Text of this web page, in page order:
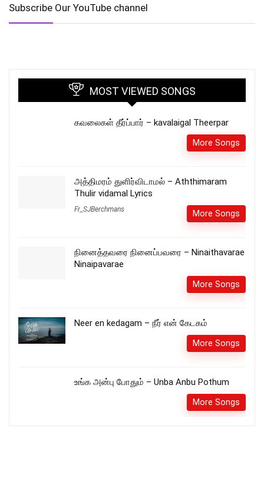
Subscribe Our YouTube channel
MOST VIEWED SONGS
கவலைகள் தீர்ப்பார் – kavalaigal Theerpar
More Songs
அத்திமரம் துளிர்விடாமல் – Aththimaram
Thulir vidamal Lyrics
Fr_SJBerchmans More Songs
நினைத்தவரை நினைப்பவரை – Ninaithavarae
Ninaipavarae
More Songs
Neer en kedagam – நீர் என் கேடகம்
More Songs
உங்க அன்பு போதும் – Unba Anbu Pothum
More Songs